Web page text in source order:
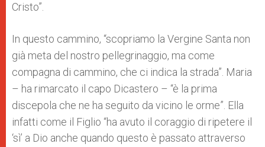
Cristo”.
In questo cammino, “scopriamo la Vergine Santa non
già meta del nostro pellegrinaggio, ma come
compagna di cammino, che ci indica la strada”. Maria
– ha rimarcato il capo Dicastero – “è la prima
discepola che ne ha seguito da vicino le orme”. Ella
infatti come il Figlio “ha avuto il coraggio di ripetere il
‘sì’ a Dio anche quando questo è passato attraverso